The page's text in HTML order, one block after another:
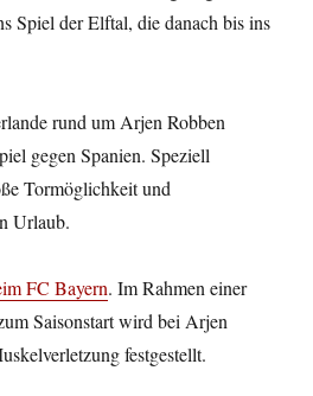
Spiel der Elftal, die danach bis ins
rund um Arjen Robben
gegen Spanien. Speziell
Tormöglichkeit und
Urlaub.
FC Bayern. Im Rahmen einer
Saisonstart wird bei Arjen
festgestellt.